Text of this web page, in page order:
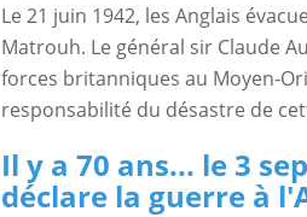
Le 21 juin 1942, les Anglais
Matrouh. Le général sir Claude
forces britanniques au Moyen-
responsabilité du désastre de
Il y a 70 ans... le 3
déclare la guerre à